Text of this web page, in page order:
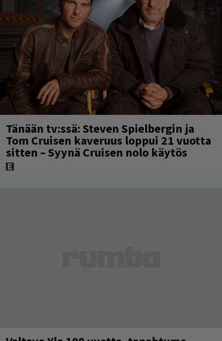
Tänään tv:ssä: Steven Spielbergin ja
Tom Cruisen kaveruus loppui 21 vuotta
sitten – Syynä Cruisen nolo käytös